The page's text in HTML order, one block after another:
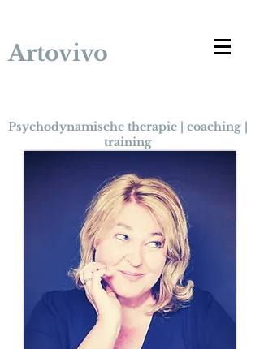
Artovivo
Psychodynamische therapie | coaching |
training